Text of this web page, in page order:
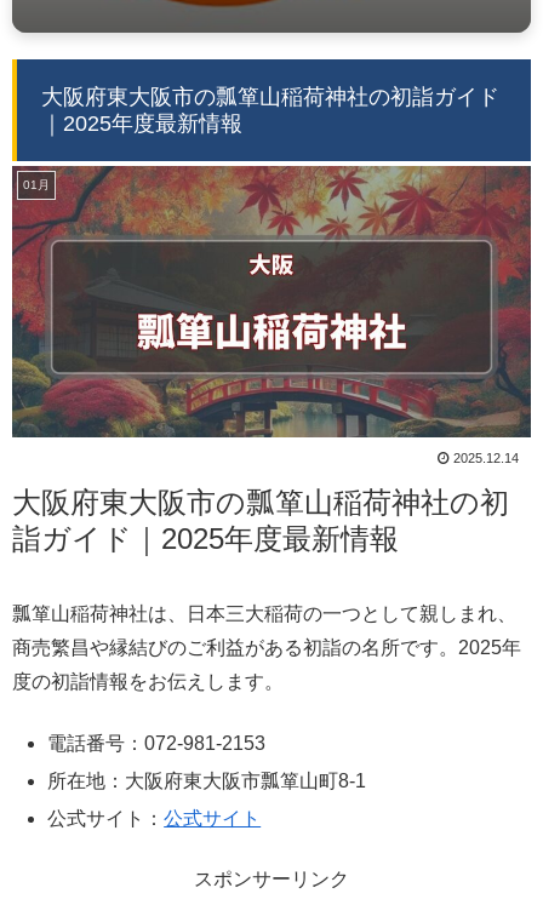
大阪府東大阪市の瓢箪山稲荷神社の初詣ガイド
｜2025年度最新情報
01月
2025.12.14
大阪府東大阪市の瓢箪山稲荷神社の初
詣ガイド｜2025年度最新情報
瓢箪山稲荷神社は、日本三大稲荷の一つとして親しまれ、
商売繁昌や縁結びのご利益がある初詣の名所です。2025年
度の初詣情報をお伝えします。
電話番号：072-981-2153
所在地：大阪府東大阪市瓢箪山町8-1
公式サイト：公式サイト
スポンサーリンク